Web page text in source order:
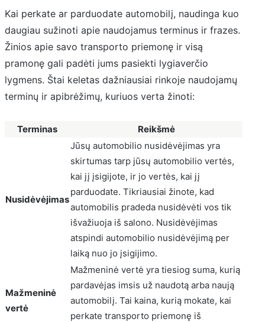
Kai perkate ar parduodate automobilį, naudinga kuo
daugiau sužinoti apie naudojamus terminus ir frazes.
Žinios apie savo transporto priemonę ir visą
pramonę gali padėti jums pasiekti lygiaverčio
lygmens. Štai keletas dažniausiai rinkoje naudojamų
terminų ir apibrėžimų, kuriuos verta žinoti:
Terminas Reikšmė
Nusidėvėjimas
Jūsų automobilio nusidėvėjimas yra
skirtumas tarp jūsų automobilio vertės,
kai jį įsigijote, ir jo vertės, kai jį
parduodate. Tikriausiai žinote, kad
automobilis pradeda nusidėvėti vos tik
išvažiuoja iš salono. Nusidėvėjimas
atspindi automobilio nusidėvėjimą per
laiką nuo jo įsigijimo.
Mažmeninė
vertė
Mažmeninė vertė yra tiesiog suma, kurią
pardavėjas imsis už naudotą arba naują
automobilį. Tai kaina, kurią mokate, kai
perkate transporto priemonę iš